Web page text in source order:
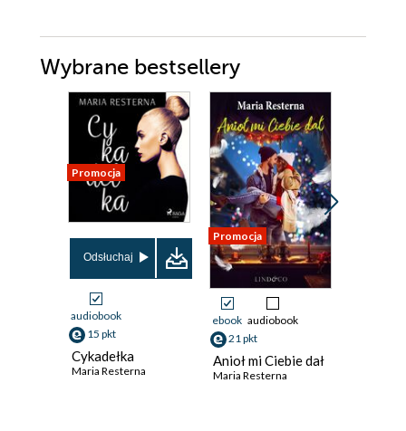
Wybrane bestsellery
Promocja
Odsłuchaj
audiobook
15 pkt
Cykadełka
Maria Resterna
Promocja
ebook audiobook
21 pkt
Anioł mi Ciebie dał
Maria Resterna